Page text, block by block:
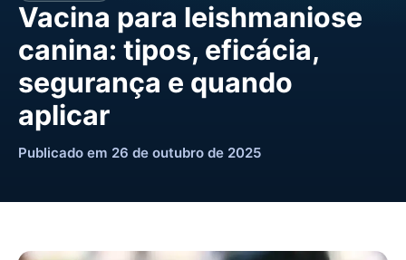
Vacina para leishmaniose
canina: tipos, eficácia,
segurança e quando
aplicar
Publicado em 26 de outubro de 2025